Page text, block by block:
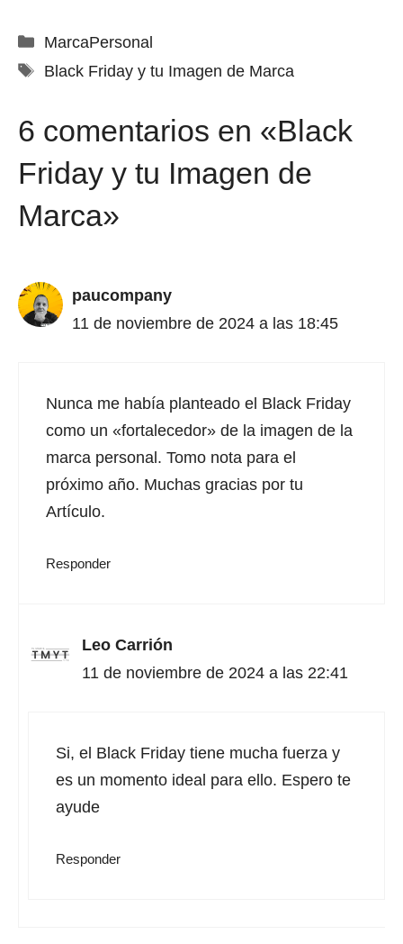
Categorías
MarcaPersonal
Etiquetas
Black Friday y tu Imagen de Marca
6 comentarios en «Black
Friday y tu Imagen de
Marca»
paucompany
11 de noviembre de 2024 a las 18:45
Nunca me había planteado el Black Friday
como un «fortalecedor» de la imagen de la
marca personal. Tomo nota para el
próximo año. Muchas gracias por tu
Artículo.
Responder
Leo Carrión
11 de noviembre de 2024 a las 22:41
Si, el Black Friday tiene mucha fuerza y
es un momento ideal para ello. Espero te
ayude
Responder